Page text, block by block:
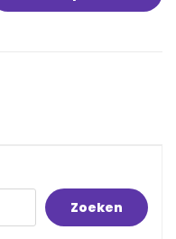
Zoeken